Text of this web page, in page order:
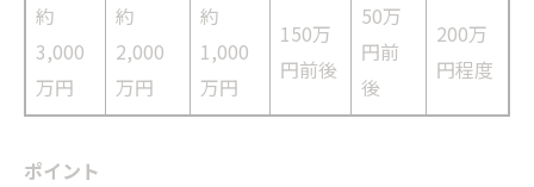
約
3,000
万円
約
2,000
万円
約
1,000
万円
150万
円前後
50万
円前
後
200万
円程度
ポイント